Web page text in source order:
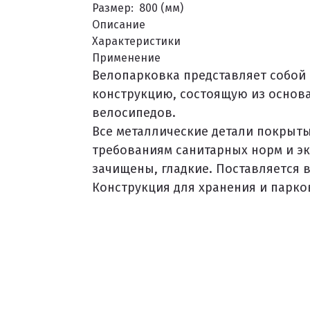
Размер: 800 (мм)
Описание
Характеристики
Применение
Велопарковка представляет
конструкцию, состоящую из
велосипедов.
Все металлические детали
требованиям санитарных норм и
зачищены, гладкие. Поставляется
Конструкция для хранения и